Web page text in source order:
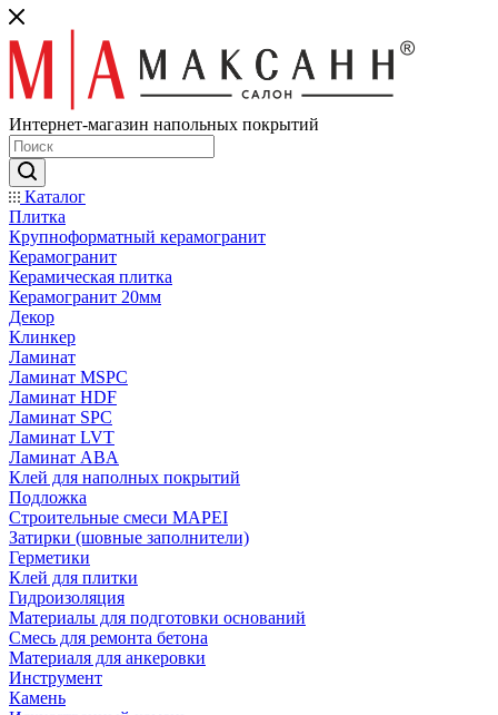
Интернет-магазин напольных покрытий
Каталог
Плитка
Крупноформатный керамогранит
Керамогранит
Керамическая плитка
Керамогранит 20мм
Декор
Клинкер
Ламинат
Ламинат MSPC
Ламинат HDF
Ламинат SPC
Ламинат LVT
Ламинат ABA
Клей для наполных покрытий
Подложка
Строительные смеси MAPEI
Затирки (шовные заполнители)
Герметики
Клей для плитки
Гидроизоляция
Материалы для подготовки оснований
Смесь для ремонта бетона
Материаля для анкеровки
Инструмент
Камень